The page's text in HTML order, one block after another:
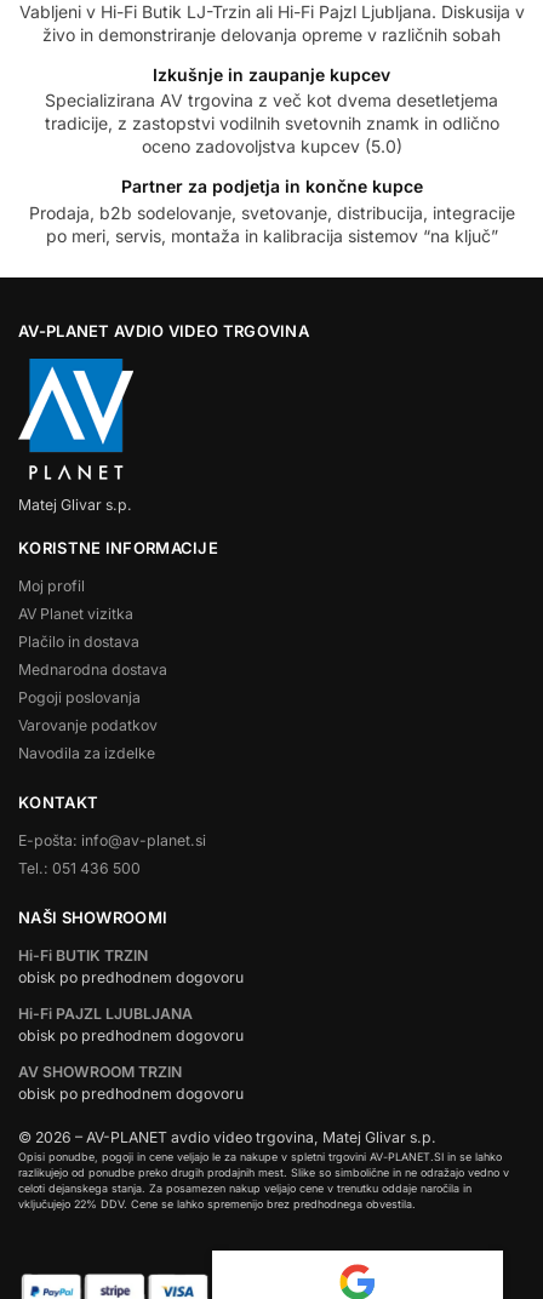
Vabljeni v Hi-Fi Butik LJ-Trzin ali Hi-Fi Pajzl Ljubljana. Diskusija v
živo in demonstriranje delovanja opreme v različnih sobah
Izkušnje in zaupanje kupcev
Specializirana AV trgovina z več kot dvema desetletjema
tradicije, z zastopstvi vodilnih svetovnih znamk in odlično
oceno zadovoljstva kupcev (5.0)
Partner za podjetja in končne kupce
Prodaja, b2b sodelovanje, svetovanje, distribucija, integracije
po meri, servis, montaža in kalibracija sistemov “na ključ”
AV-PLANET AVDIO VIDEO TRGOVINA
Matej Glivar s.p.
KORISTNE INFORMACIJE
Moj profil
AV Planet vizitka
Plačilo in dostava
Mednarodna dostava
Pogoji poslovanja
Varovanje podatkov
Navodila za izdelke
KONTAKT
E-pošta: info@av-planet.si
Tel.: 051 436 500
NAŠI SHOWROOMI
Hi-Fi BUTIK TRZIN
obisk po predhodnem dogovoru
Hi-Fi PAJZL LJUBLJANA
obisk po predhodnem dogovoru
AV SHOWROOM TRZIN
obisk po predhodnem dogovoru
© 2026 – AV-PLANET avdio video trgovina, Matej Glivar s.p.
Opisi ponudbe, pogoji in cene veljajo le za nakupe v spletni trgovini AV-PLANET.SI in se lahko
razlikujejo od ponudbe preko drugih prodajnih mest. Slike so simbolične in ne odražajo vedno v
celoti dejanskega stanja. Za posamezen nakup veljajo cene v trenutku oddaje naročila in
vključujejo 22% DDV. Cene se lahko spremenijo brez predhodnega obvestila.